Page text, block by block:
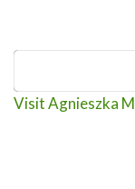
Visit Agnieszka